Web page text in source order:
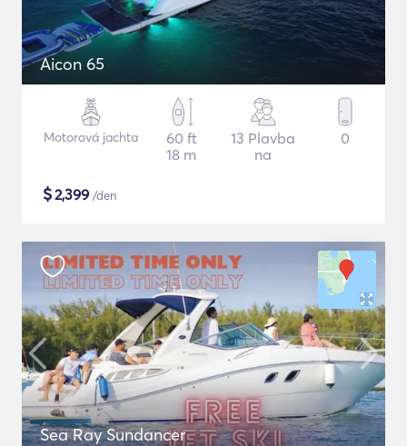
Aicon 65
Motorová jachta
60 ft
18 m
13 Plavba
na
0
$2,399 /den
Sea Ray Sundancer